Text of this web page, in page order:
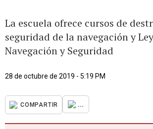
La escuela ofrece cursos de
seguridad de la navegación y
Navegación y Seguridad
28 de octubre de 2019 - 5:19 PM
COMPARTIR ...